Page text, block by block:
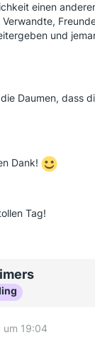
einen
und
Daumen, dass
Dank!
Tag!
um 19:04